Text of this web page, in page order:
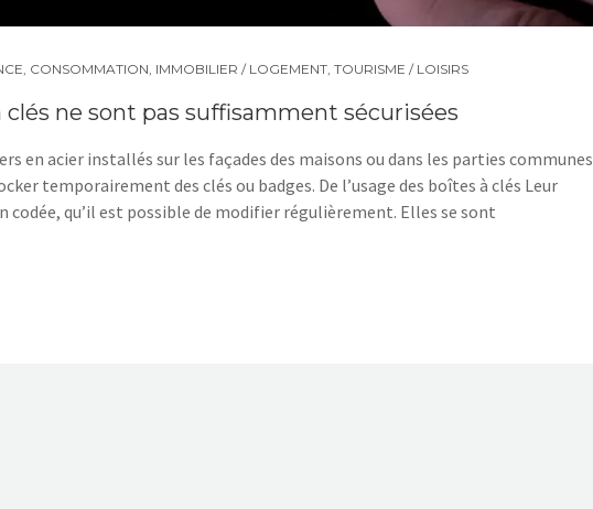
CONSOMMATION IMMOBILIER / LOGEMENT TOURISME / LOISIRS
clés ne sont pas suffisamment sécurisées
en acier installés sur les façades des maisons ou dans les parties communes
temporairement des clés ou badges. De l’usage des boîtes à clés Leur
codée, qu’il est possible de modifier régulièrement. Elles se sont